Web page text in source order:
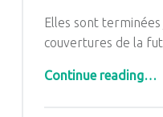
Elles sont
couvertures de la
Continue reading“Cocooning ou Bulle Poudrée deux
…